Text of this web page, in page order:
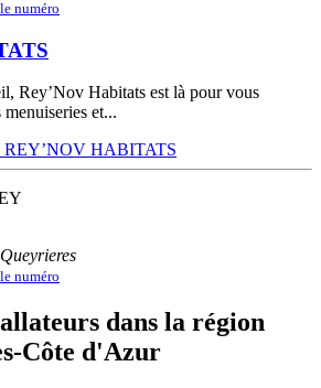
numéro
Rey’Nov Habitats est là pour vous
et...
REY’NOV HABITATS
numéro
dans la région
Côte d'Azur